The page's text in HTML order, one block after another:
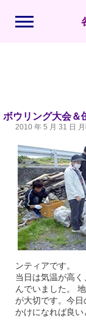
ボウリング大会＆
2010 年 5 月 31 日 月
ンティアです。
当日は気温が高
んでいました。
が大切です。今
かけになれば良い